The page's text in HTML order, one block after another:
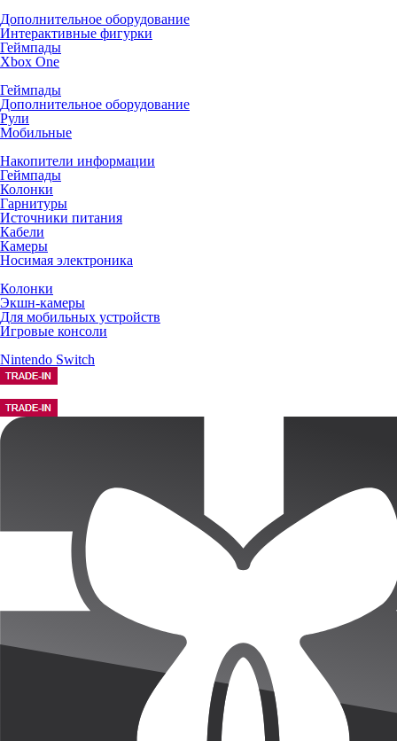
Дополнительное оборудование
Интерактивные фигурки
Геймпады
Xbox One
Геймпады
Дополнительное оборудование
Рули
Мобильные
Накопители информации
Геймпады
Колонки
Гарнитуры
Источники питания
Кабели
Камеры
Носимая электроника
Колонки
Экшн-камеры
Для мобильных устройств
Игровые консоли
Nintendo Switch